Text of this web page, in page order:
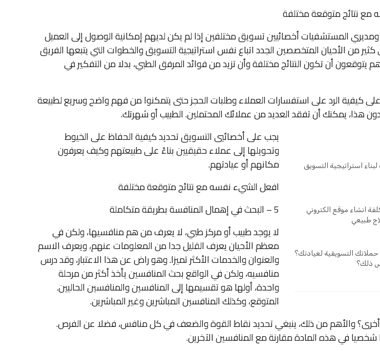
المستشفيات أخصائيين تسويق مختلفين إذا لم يكن لديهم إمكانية الوصول إلى العميل
من الأحيان المتخصصين الجدد اتباع نفس استراتيجية التسويق والخطوات التي يتبعها الفريق
يتوقعون أن تكون النتائج مختلفة وأن تزيد من فوائد المرفق الطبي، بدلا من التفكير في
كيفية الرد على استفسارات العملاء وطلبات الحجز حتى يتمكنوا من فهم واضح وسريع لطبيعة
هذا، يمكنك أن تفقد العديد من عملائك المحتملين. الطبيب أو شهرتك.
استراتيجية التسويق
انشاء موقع الكتروني
طبيعي
التسويقية لعيادتك؟
ذلك؟
يجب على أخصائيي التسويق تحديد كيفية الحفاظ على الخيوط
وتحويلها إلى عملاء حقيقيين بناءً على طبيعتهم وكيف يعرفون
مكانهم أو عيادتهم.
افعل الشيء نفسه مع نتائج متوقعة مختلفة
5 – البحث في إهمال المنافسة بطريقة متكاملة
لا يوجد طبيب أو مركز طبي، لا يعرف من هم منافسيها، ولكن في
معظم الأحيان يعرف القليل جدا من المعلومات عنهم، ويعرف الاسم
والعنوان والخدمات الأكثر تميزا. وهو راض عن هذا الاعتبار، وقد درس
منافسيه، ولكن في الواقع بحث المنافسين يأخذ أكثر من مرحلة
واحدة، أولها هو تقسيمها إلى المنافسين والمنافسين الحاليين.
المتوقع، وكذلك المنافسين المباشرين وغير المباشرين.
والأهم من ذلك، ينبغي تحديد نقاط القوة والضعف في كل منافس، فضلا عن الفرص.
شخصيا في هذه المادة مقارنة مع المنافسين الآخرين.